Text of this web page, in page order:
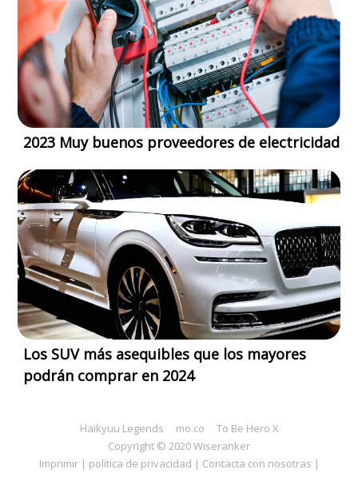
2023 Muy buenos proveedores de electricidad
Los SUV más asequibles que los mayores
podrán comprar en 2024
Haikyuu Legends mo.co
To Be Hero X
Copyright © 2020 Wiseranker
Imprimir| política de privacidad | Contacta con nosotras |